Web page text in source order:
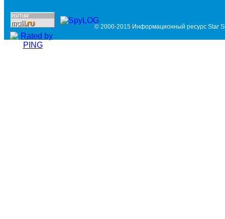
© 2000-2015 Информационный ресурс Star